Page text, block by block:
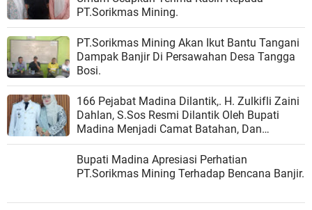
PT.Sorikmas Mining.
PT.Sorikmas Mining Akan Ikut Bantu Tangani
Dampak Banjir Di Persawahan Desa Tangga
Bosi.
166 Pejabat Madina Dilantik,. H. Zulkifli Zaini
Dahlan, S.Sos Resmi Dilantik Oleh Bupati
Madina Menjadi Camat Batahan, Dan
Harapan Baru Bagi Kemajuan Kecamatan
Batahan.
Bupati Madina Apresiasi Perhatian
PT.Sorikmas Mining Terhadap Bencana Banjir.